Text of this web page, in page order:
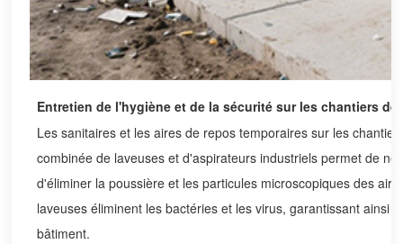
Entretien de l'hygiène et de la sécurité sur les chantiers
Les sanitaires et les aires de repos temporaires sur les
combinée de laveuses et d'aspirateurs industriels permet de
d'éliminer la poussière et les particules microscopiques des
laveuses éliminent les bactéries et les virus, garantissant ainsi
bâtiment.